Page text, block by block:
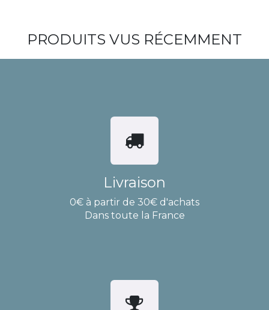
PRODUITS VUS RÉCEMMENT
Livraison
0€ à partir de 30€ d'achats
Dans toute la France